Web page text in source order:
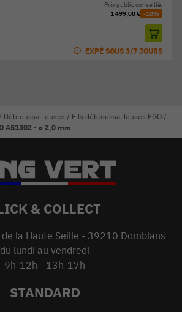
Prix public conseillé:
1 499,00 € -10%
EXPÉ SOUS 3/7 JOURS
/ Débroussailleuses / Fils débroussailleuses EGO /
AS1302 - ø 2,0 mm
& COLLECT
de la Haute Seille - 39210 Domblans
du lundi au vendredi
9h-12h - 13h-17h
STANDARD